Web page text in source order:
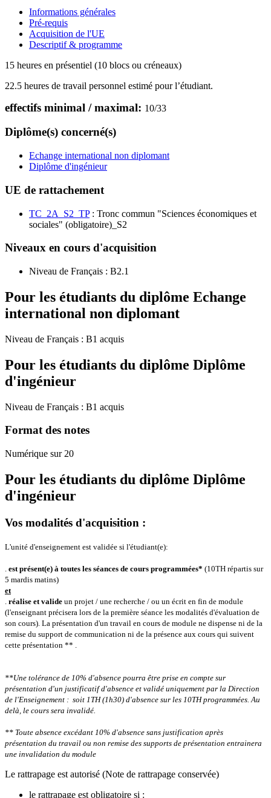
Informations générales
Pré-requis
Acquisition de l'UE
Descriptif & programme
15 heures en présentiel (10 blocs ou créneaux)
22.5 heures de travail personnel estimé pour l’étudiant.
effectifs minimal / maximal: 10/33
Diplôme(s) concerné(s)
Echange international non diplomant
Diplôme d'ingénieur
UE de rattachement
TC_2A_S2_TP: Tronc commun "Sciences économiques et
sociales" (obligatoire)_S2
Niveaux en cours d'acquisition
Niveau de Français : B2.1
Pour les étudiants du diplôme Echange
international non diplomant
Niveau de Français : B1 acquis
Pour les étudiants du diplôme Diplôme
d'ingénieur
Niveau de Français : B1 acquis
Format des notes
Numérique sur 20
Pour les étudiants du diplôme Diplôme
d'ingénieur
Vos modalités d'acquisition :
L'unité d'enseignement est validée si l'étudiant(e):
est présent(e) à toutes les séances de cours programmées* (10TH répartis sur
5 mardis matins)
et
réalise et valide un projet / une recherche / ou un écrit en fin de module
(l'enseignant précisera lors de la première séance les modalités d'évaluation de
son cours). La présentation d'un travail en cours de module ne dispense ni de la
remise du support de communication ni de la présence aux cours qui suivent
cette présentation ** .
**Une tolérance de 10% d'absence pourra être prise en compte sur
présentation d'un justificatif d'absence et validé uniquement par la Direction
de l'Enseignement : soit 1TH (1h30) d'absence sur les 10TH programmées. Au
delà, le cours sera invalidé.
** Toute absence excédant 10% d'absence sans justification après
présentation du travail ou non remise des supports de présentation entrainera
une invalidation du module
Le rattrapage est autorisé (Note de rattrapage conservée)
le rattrapage est obligatoire si :